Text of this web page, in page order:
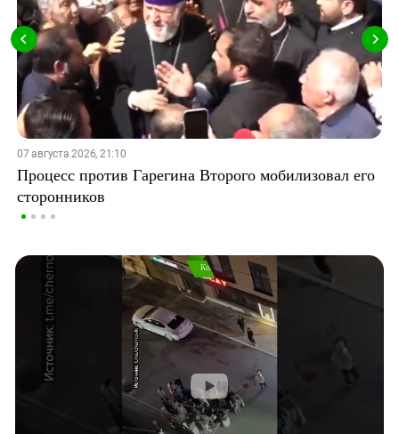
07 августа 2026, 21:10
Процесс против Гарегина Второго мобилизовал его
сторонников